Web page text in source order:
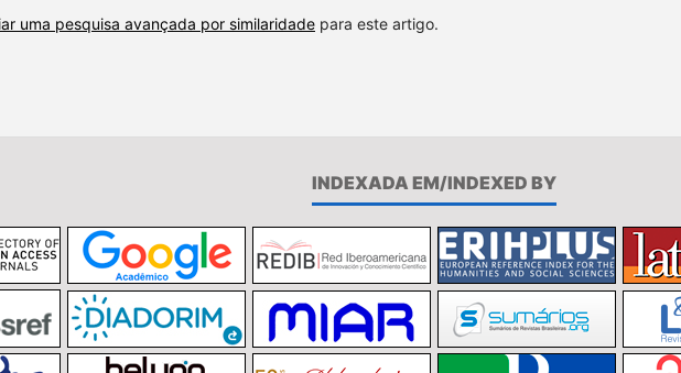
uma pesquisa avançada por similaridade para este artigo.
INDEXADA EM/INDEXED BY